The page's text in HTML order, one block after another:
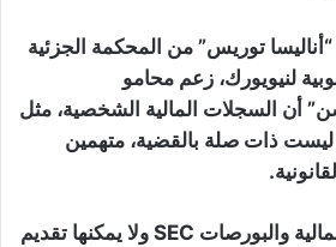
توريس” من المحكمة الجزئية
لنيويورك، زعم محامو
أن السجلات المالية الشخصية، مثل
ليست ذات صلة بالقضية، متهمين
لم تقدم هيئة الأوراق المالية والبورصات SEC ولا يمكنها تقديم